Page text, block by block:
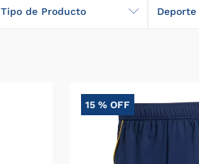
Deporte
Tipo de Producto
15 % OFF
. básquet
9. buzo
10 fútbol